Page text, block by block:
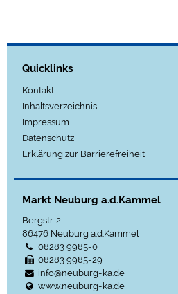
Quicklinks
Kontakt
Inhaltsverzeichnis
Impressum
Datenschutz
Erklärung zur Barrierefreiheit
Markt Neuburg a.d.Kammel
Bergstr. 2
86476 Neuburg a.d.Kammel
08283 9985-0
08283 9985-29
info@neuburg-ka.de
www.neuburg-ka.de